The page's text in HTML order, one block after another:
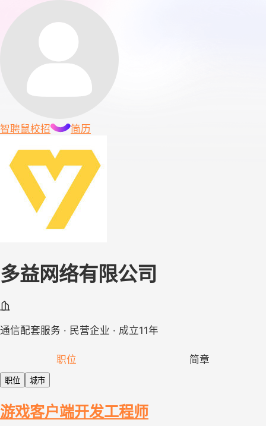
智聘鼠校招 简历
多益网络有限公司
通信配套服务 · 民营企业 · 成立11年
职位 简章
职位 城市
游戏客户端开发工程师